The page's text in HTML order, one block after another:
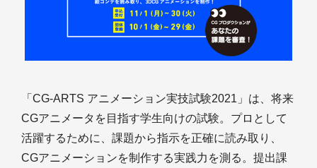
「CG-ARTS アニメーション実技試験2021」は、将来
CGアニメータを目指す学生向けの試験。プロとして
活躍するために、課題から指示を正確に読み取り、
CGアニメーションを制作する実践力を測る。提出課